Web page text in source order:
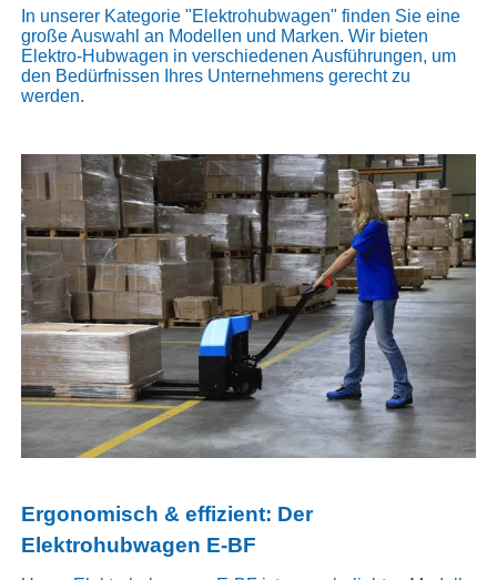
In unserer Kategorie "Elektrohubwagen" finden Sie eine
große Auswahl an Modellen und Marken. Wir bieten
Elektro-Hubwagen in verschiedenen Ausführungen, um
den Bedürfnissen Ihres Unternehmens gerecht zu
werden.
Ergonomisch & effizient: Der
Elektrohubwagen E-BF